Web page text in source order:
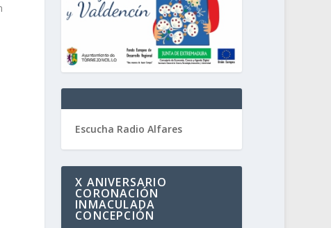
Escucha Radio Alfares
X ANIVERSARIO
CORONACIÓN
INMACULADA
CONCEPCIÓN